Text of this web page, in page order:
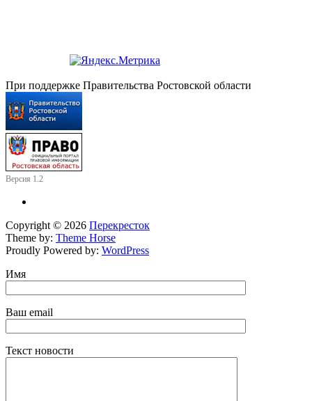
При поддержке Правительства Ростовской области
Версия 1.2
Copyright © 2026 Перекресток
Theme by: Theme Horse
Proudly Powered by: WordPress
Имя
Ваш email
Текст новости